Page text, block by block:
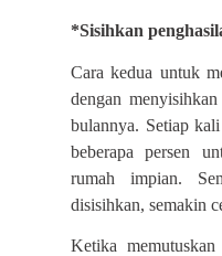
*Sisihkan
Cara kedua untuk
dengan
bulannya. Setiap
beberapa persen
rumah impian.
disisihkan, semakin
Ketika